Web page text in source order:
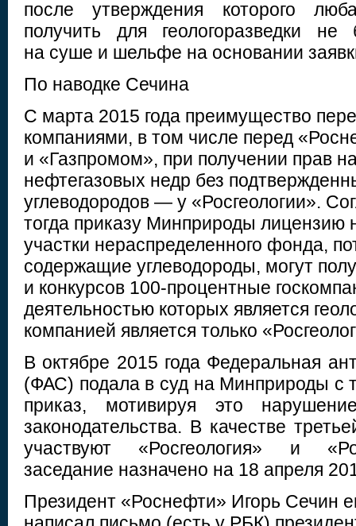
после утверждения которого
получить для геологоразведки не
на суше и шельфе на основании
По наводке Сечина
С марта 2015 года преимущество
компаниями, в том числе перед
и «Газпромом», при получении прав на
нефтегазовых недр без
углеводородов — у «Росгеологии».
тогда приказу Минприроды лицензию
участки нераспределенного фонда,
содержащие углеводороды, могут
и конкурсов 100-процентные
деятельностью которых является
компанией является только
В октябре 2015 года Федеральная
(ФАС) подала в суд на Минприроды с
приказ, мотивируя это
законодательства. В качестве
участвуют «Росгеология» и
заседание назначено на 18 апреля
Президент «Роснефти» Игорь Сечин